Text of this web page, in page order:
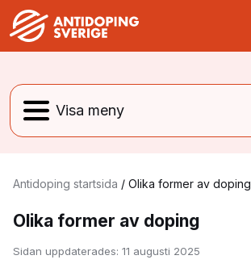
Antidoping startsida / Olika former av doping
Olika former av doping
Sidan uppdaterades: 11 augusti 2025